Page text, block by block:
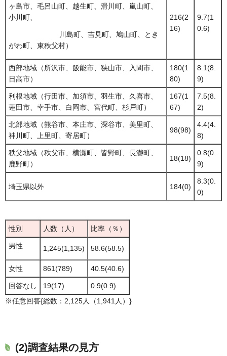
ヶ島市、毛呂山町、越生町、滑川町、嵐山町、
小川町、
川島町、吉見町、鳩山町、とき
がわ町、東秩父村）
216(2
16)
9.7(1
0.6)
西部地域（所沢市、飯能市、狭山市、入間市、
日高市）
180(1
80)
8.1(8.
9)
利根地域（行田市、加須市、羽生市、久喜市、
蓮田市、幸手市、白岡市、宮代町、杉戸町）
167(1
67)
7.5(8.
2)
北部地域（熊谷市、本庄市、深谷市、美里町、
神川町、上里町、寄居町）
98(98)
4.4(4.
8)
秩父地域（秩父市、横瀬町、皆野町、長瀞町、
鹿野町）
18(18)
0.8(0.
9)
埼玉県以外 184(0)
8.3(0.
0)
性別 人数（人） 比率（％）
男性 1,245(1,135) 58.6(58.5)
女性 861(789) 40.5(40.6)
回答なし 19(17)
0.9(0.9)
※任意回答{総数：2,125人（1,941人）}
(2)調査結果の見方